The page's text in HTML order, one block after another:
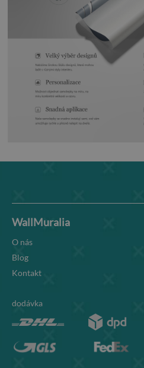
WallMuralia
O nás
Blog
Kontakt
dodávka